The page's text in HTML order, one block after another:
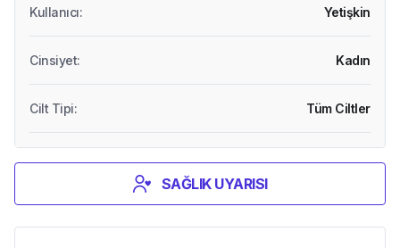
Kullanıcı: Yetişkin
Cinsiyet: Kadın
Cilt Tipi: Tüm Ciltler
SAĞLIK UYARISI